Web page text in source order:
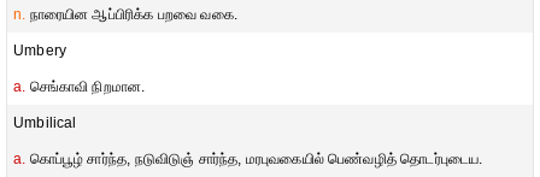
n. நாரையின ஆப்பிரிக்க பறவை வகை.
Umbery
a. செங்காவி நிறமான.
Umbilical
a. கொப்பூழ் சார்ந்த, நடுவிடுஞ் சார்ந்த, மரபுவகையில் பெண்வழித் தொடர்புடைய.